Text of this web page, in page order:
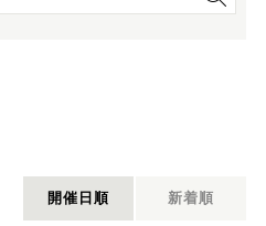
開催日順 新着順